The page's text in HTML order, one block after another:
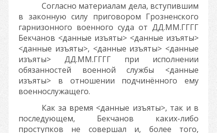
Согласно материалам дела, вступившим
в законную силу приговором Грозненского
гарнизонного военного суда от ДД.ММ.ГГГГ
Бекчанов <данные изъяты> <данные изъяты>
<данные изъяты>, <данные изъяты> <данные
изъяты>
ДД.ММ.ГГГГ при исполнении
обязанностей военной службы <данные
изъяты> в отношении подчинённого ему
военнослужащего.
Как за время <данные изъяты>, так и в
последующем, Бекчанов каких-либо
проступков не совершал и, более того,